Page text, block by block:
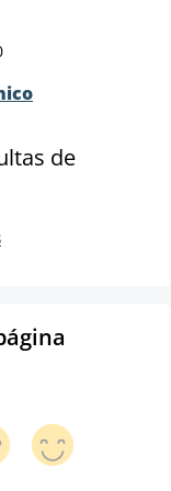
de